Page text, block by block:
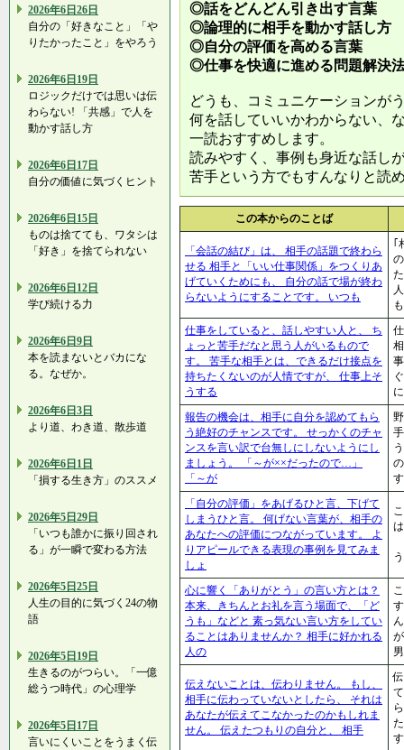
2026年6日26日
自分の「好きなこと」「や
りたかったこと」をやろう
2026年6日19日
ロジックだけでは思いは伝
わらない! 「共感」で人を
動かす話し方
2026年6日17日
自分の価値に気づくヒント
2026年6日15日
ものは捨てても、ワタシは
「好き」を捨てられない
2026年6日12日
学び続ける力
2026年6日9日
本を読まないとバカにな
る。なぜか。
2026年6日3日
より道、わき道、散歩道
2026年6日1日
「損する生き方」のススメ
2026年5日29日
「いつも誰かに振り回され
る」が一瞬で変わる方法
2026年5日25日
人生の目的に気づく24の物
語
2026年5日19日
生きるのがつらい。「一億
総うつ時代」の心理学
2026年5日17日
言いにくいことをうまく伝
◎話をどんどん引き出す言葉
◎論理的に相手を動かす話し方
◎自分の評価を高める言葉
◎仕事を快適に進める問題解決
どうも、コミュニケーションが
何を話していいかわからない、
一読おすすめします。
読みやすく、事例も身近な話し
苦手という方でもすんなりと読
この本からのことば
「会話の結び」は、 相手の話題で終わら
せる 相手と「いい仕事関係」をつくりあ
げていくためにも、 自分の話で場が終わ
らないようにすることです。 いつも
｢
仕事をしていると、話しやすい人と、 ち
ょっと苦手だなと思う人がいるもので
す。 苦手な相手とは、できるだけ接点を
持ちたくないのが人情ですが、 仕事上そ
うする
に
報告の機会は、相手に自分を認めてもら
う絶好のチャンスです。 せっかくのチャ
ンスを言い訳で台無しにしないようにし
ましょう。 「～が××だったので…」
「～が
「自分の評価」をあげるひと言、下げて
しまうひと言。 何げない言葉が、相手の
あなたへの評価につながっています。 よ
りアピールできる表現の事例を見てみま
しょ
心に響く「ありがとう」の言い方とは？
本来、きちんとお礼を言う場面で、「ど
うも」などと 素っ気ない言い方をしてい
ることはありませんか？ 相手に好かれる
人の
伝えないことは、伝わりません。 もし、
相手に伝わっていないとしたら、 それは
あなたが伝えてこなかったのかもしれま
せん。 伝えたつもりの自分と、 相手